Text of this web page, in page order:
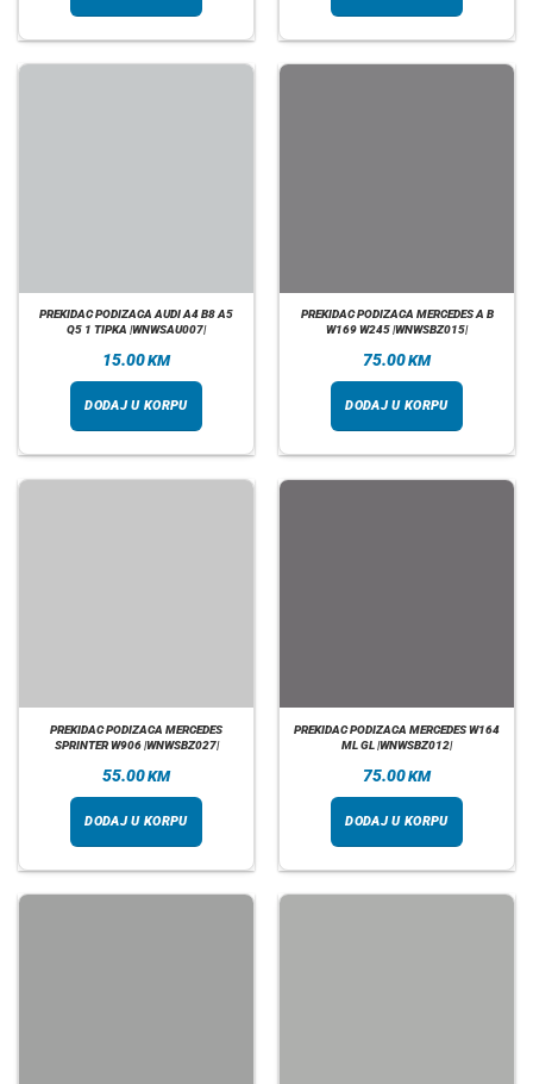
PREKIDAC PODIZACA AUDI A4 B8 A5
Q5 1 TIPKA |WNWSAU007|
15.00KM
DODAJ U KORPU
PREKIDAC PODIZACA MERCEDES A B
W169 W245 |WNWSBZ015|
75.00KM
DODAJ U KORPU
PREKIDAC PODIZACA MERCEDES
SPRINTER W906 |WNWSBZ027|
55.00KM
DODAJ U KORPU
PREKIDAC PODIZACA MERCEDES W164
ML GL |WNWSBZ012|
75.00KM
DODAJ U KORPU